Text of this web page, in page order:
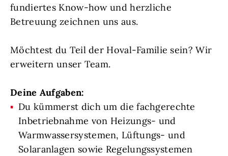
fundiertes Know-how und herzliche
Betreuung zeichnen uns aus.
Möchtest du Teil der Hoval-Familie sein? Wir
erweitern unser Team.
Deine Aufgaben:
Du kümmerst dich um die fachgerechte
Inbetriebnahme von Heizungs- und
Warmwassersystemen, Lüftungs- und
Solaranlagen sowie Regelungssystemen